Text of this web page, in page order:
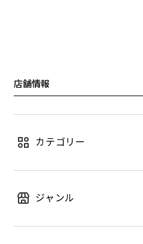
店舗情報
カテゴリー
ジャンル